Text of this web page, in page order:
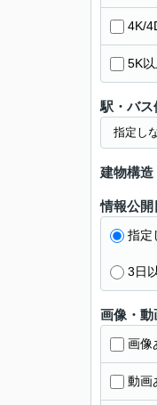
4K/
5K以
駅・バス
建物構造
情報公開
指定
3日
画像・動
画像
動画